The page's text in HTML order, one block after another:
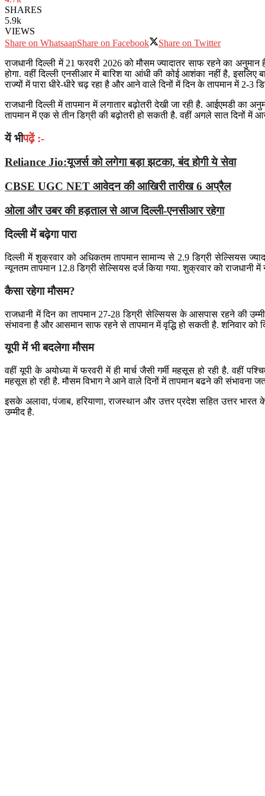
SHARES
5.9k
VIEWS
Share on WhatsaapShare on Facebook
Share on Twitter
राजधानी दिल्ली में 21 फरवरी 2026 को मौसम ज्यादातर साफ रहने का
होगा. वहीं दिल्ली एनसीआर में बारिश या आंधी की कोई आशंका नहीं है, इसलिए
राज्यों में पारा धीरे-धीरे चढ़ रहा है और आने वाले दिनों में दिन के तापमान में 2-3
राजधानी दिल्ली में तापमान में लगातार बढ़ोतरी देखी जा रही है. आईएमडी का
तापमान में एक से तीन डिग्री की बढ़ोतरी हो सकती है. वहीं अगले सात दिनों
यें भीपढ़ें :-
Reliance Jio:यूजर्स को लगेगा बड़ा झटका, बंद होगी ये सेवा
CBSE UGC NET आवेदन की आखिरी तारीख 6 अप्रैल
ओला और उबर की हड़ताल से आज दिल्ली-एनसीआर रहेगा
दिल्ली में बढ़ेगा पारा
दिल्ली में शुक्रवार को अधिकतम तापमान सामान्य से 2.9 डिग्री सेल्सियस
न्यूनतम तापमान 12.8 डिग्री सेल्सियस दर्ज किया गया. शुक्रवार को
कैसा रहेगा मौसम?
राजधानी में दिन का तापमान 27-28 डिग्री सेल्सियस के आसपास रहने की
संभावना है और आसमान साफ ​​रहने से तापमान में वृद्धि हो सकती है. शनिवार
यूपी में भी बदलेगा मौसम
वहीं यूपी के अयोध्या में फरवरी में ही मार्च जैसी गर्मी महसूस हो रही है. वहीं
महसूस हो रही है. मौसम विभाग ने आने वाले दिनों में तापमान बढने की संभावना
इसके अलावा, पंजाब, हरियाणा, राजस्थान और उत्तर प्रदेश सहित उत्तर भारत
उम्मीद है.